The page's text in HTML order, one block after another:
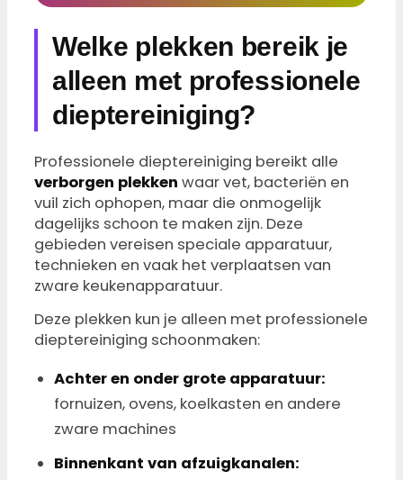
Welke plekken bereik je
alleen met professionele
dieptereiniging?
Professionele dieptereiniging bereikt alle
verborgen plekken waar vet, bacteriën en
vuil zich ophopen, maar die onmogelijk
dagelijks schoon te maken zijn. Deze
gebieden vereisen speciale apparatuur,
technieken en vaak het verplaatsen van
zware keukenapparatuur.
Deze plekken kun je alleen met professionele
dieptereiniging schoonmaken:
Achter en onder grote apparatuur:
fornuizen, ovens, koelkasten en andere
zware machines
Binnenkant van afzuigkanalen: